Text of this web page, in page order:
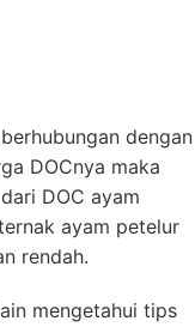
dengan
DOCnya maka
DOC ayam
ayam petelur
rendah.
mengetahui tips